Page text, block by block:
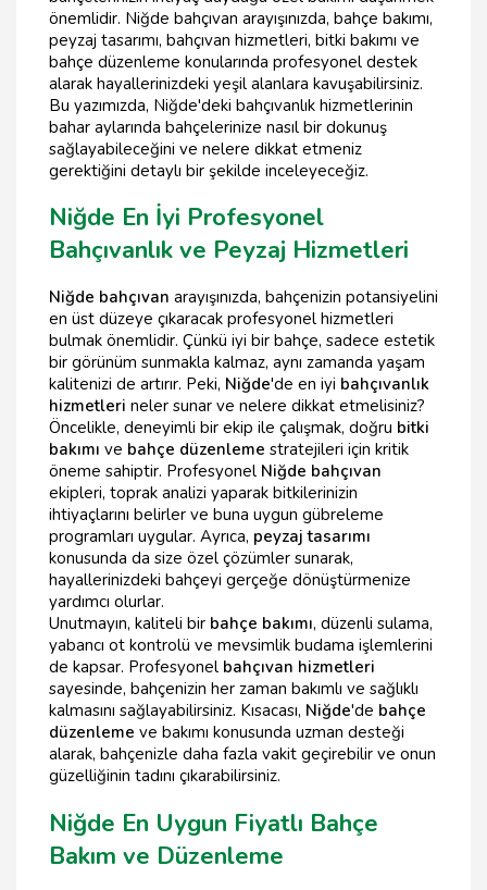
önemlidir. Niğde bahçıvan arayışınızda, bahçe bakımı,
peyzaj tasarımı, bahçıvan hizmetleri, bitki bakımı ve
bahçe düzenleme konularında profesyonel destek
alarak hayallerinizdeki yeşil alanlara kavuşabilirsiniz.
Bu yazımızda, Niğde'deki bahçıvanlık hizmetlerinin
bahar aylarında bahçelerinize nasıl bir dokunuş
sağlayabileceğini ve nelere dikkat etmeniz
gerektiğini detaylı bir şekilde inceleyeceğiz.
Niğde En İyi Profesyonel
Bahçıvanlık ve Peyzaj Hizmetleri
Niğde bahçıvan arayışınızda, bahçenizin potansiyelini
en üst düzeye çıkaracak profesyonel hizmetleri
bulmak önemlidir. Çünkü iyi bir bahçe, sadece estetik
bir görünüm sunmakla kalmaz, aynı zamanda yaşam
kalitenizi de artırır. Peki, Niğde'de en iyi bahçıvanlık
hizmetleri neler sunar ve nelere dikkat etmelisiniz?
Öncelikle, deneyimli bir ekip ile çalışmak, doğru bitki
bakımı ve bahçe düzenleme stratejileri için kritik
öneme sahiptir. Profesyonel Niğde bahçıvan
ekipleri, toprak analizi yaparak bitkilerinizin
ihtiyaçlarını belirler ve buna uygun gübreleme
programları uygular. Ayrıca, peyzaj tasarımı
konusunda da size özel çözümler sunarak,
hayallerinizdeki bahçeyi gerçeğe dönüştürmenize
yardımcı olurlar.
Unutmayın, kaliteli bir bahçe bakımı, düzenli sulama,
yabancı ot kontrolü ve mevsimlik budama işlemlerini
de kapsar. Profesyonel bahçıvan hizmetleri
sayesinde, bahçenizin her zaman bakımlı ve sağlıklı
kalmasını sağlayabilirsiniz. Kısacası, Niğde'de bahçe
düzenleme ve bakımı konusunda uzman desteği
alarak, bahçenizle daha fazla vakit geçirebilir ve onun
güzelliğinin tadını çıkarabilirsiniz.
Niğde En Uygun Fiyatlı Bahçe
Bakım ve Düzenleme